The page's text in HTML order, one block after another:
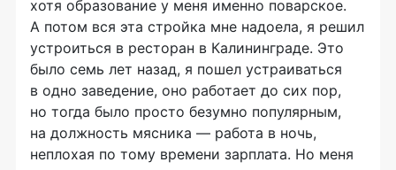
хотя образование у меня именно поварское.
А потом вся эта стройка мне надоела, я решил
устроиться в ресторан в Калининграде. Это
было семь лет назад, я пошел устраиваться
в одно заведение, оно работает до сих пор,
но тогда было просто безумно популярным,
на должность мясника — работа в ночь,
неплохая по тому времени зарплата. Но меня